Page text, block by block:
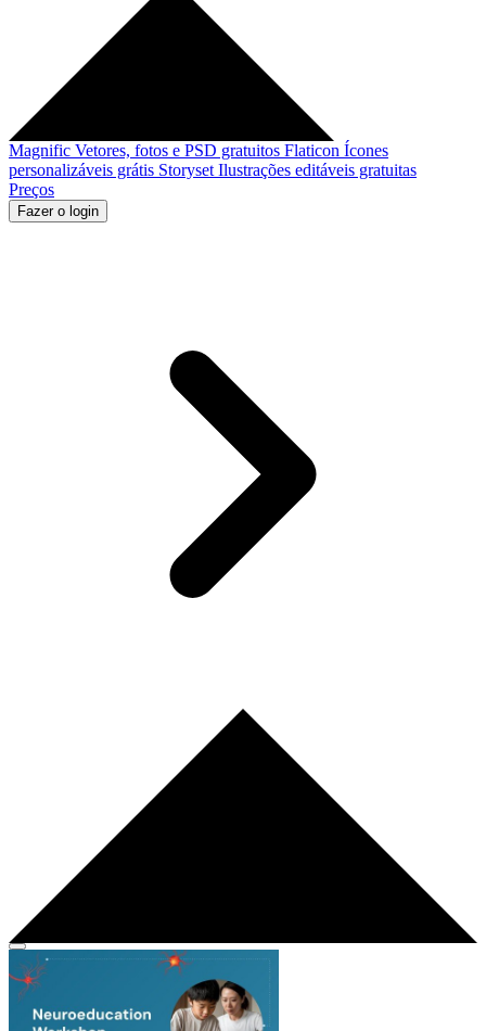
Magnific Vetores, fotos e PSD gratuitos Flaticon Ícones
personalizáveis grátis Storyset Ilustrações editáveis gratuitas
Preços
Fazer o login